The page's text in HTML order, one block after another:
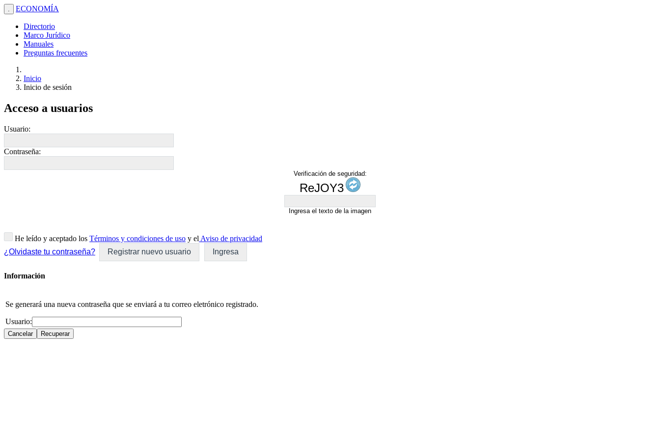
. ECONOMÍA
Directorio
Marco Jurídico
Manuales
Preguntas frecuentes
Inicio
Inicio de sesión
Acceso a usuarios
Usuario:
Contraseña:
Verificación de seguridad:
ReJOY3
Ingresa el texto de la imagen
He leído y aceptado los Términos y condiciones de uso y el Aviso de privacidad
¿Olvidaste tu contraseña?
Registrar nuevo usuario Ingresa
Información
Se generará una nueva contraseña que se enviará a tu correo eletrónico registrado.
Usuario: